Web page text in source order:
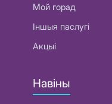
Мой горад
Іншыя паслугі
Акцыі
Навіны